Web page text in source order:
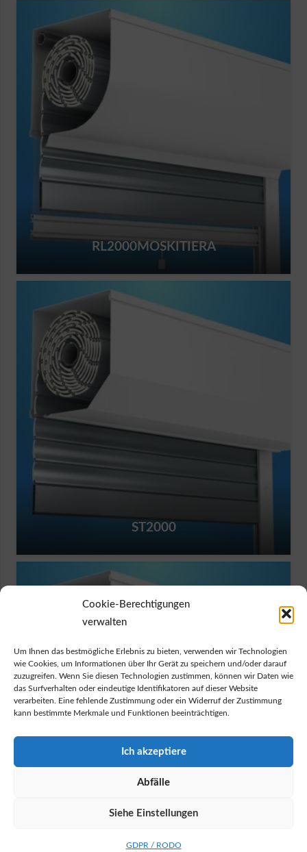
Cookie-Berechtigungen
verwalten
Um Ihnen das bestmögliche Erlebnis zu bieten, verwenden wir Technologien
wie Cookies, um Informationen über Ihr Gerät zu speichern und/oder darauf
zuzugreifen. Wenn Sie diesen Technologien zustimmen, können wir Daten wie
das Surfverhalten oder eindeutige Identifikatoren auf dieser Website
verarbeiten. Eine fehlende Zustimmung oder ein Widerruf der Zustimmung
kann bestimmte Merkmale und Funktionen beeinträchtigen.
Ich akzeptiere
Abfälle
Siehe Einstellungen
GDPR / RODO
RL2000MOSKITIERA
ST2000
ST2000MOSKITIERA